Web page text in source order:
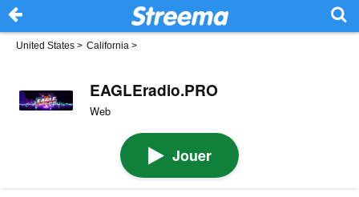
United States > California >
EAGLEradio.PRO
Web
Jouer